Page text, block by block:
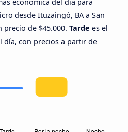
económica del día para
desde Ituzaingó, BA a San
precio de $45.000. Tarde es el
día, con precios a partir de